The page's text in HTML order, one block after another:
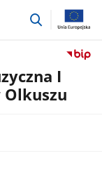
przejdź
I